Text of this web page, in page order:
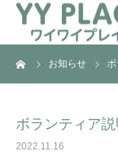
お知らせ
ボランティア
2022.11.16
YY PLACEに